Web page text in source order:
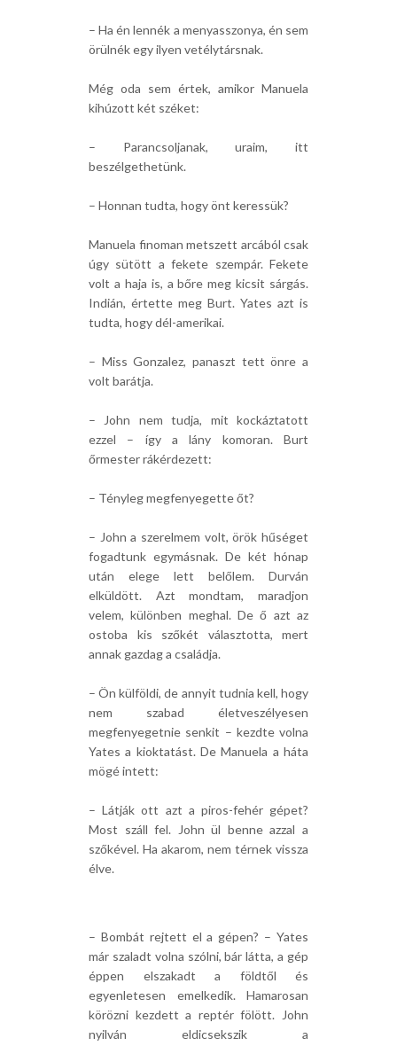
– Ha én lennék a menyasszonya, én sem
örülnék egy ilyen vetélytársnak.
Még oda sem értek, amikor Manuela
kihúzott két széket:
– Parancsoljanak, uraim, itt
beszélgethetünk.
– Honnan tudta, hogy önt keressük?
Manuela finoman metszett arcából csak
úgy sütött a fekete szempár. Fekete
volt a haja is, a bőre meg kicsit sárgás.
Indián, értette meg Burt. Yates azt is
tudta, hogy dél-amerikai.
– Miss Gonzalez, panaszt tett önre a
volt barátja.
– John nem tudja, mit kockáztatott
ezzel – így a lány komoran. Burt
őrmester rákérdezett:
– Tényleg megfenyegette őt?
– John a szerelmem volt, örök hűséget
fogadtunk egymásnak. De két hónap
után elege lett belőlem. Durván
elküldött. Azt mondtam, maradjon
velem, különben meghal. De ő azt az
ostoba kis szőkét választotta, mert
annak gazdag a családja.
– Ön külföldi, de annyit tudnia kell, hogy
nem szabad életveszélyesen
megfenyegetnie senkit – kezdte volna
Yates a kioktatást. De Manuela a háta
mögé intett:
– Látják ott azt a piros-fehér gépet?
Most száll fel. John ül benne azzal a
szőkével. Ha akarom, nem térnek vissza
élve.
– Bombát rejtett el a gépen? – Yates
már szaladt volna szólni, bár látta, a gép
éppen elszakadt a földtől és
egyenletesen emelkedik. Hamarosan
körözni kezdett a reptér fölött. John
nyilván eldicsekszik a